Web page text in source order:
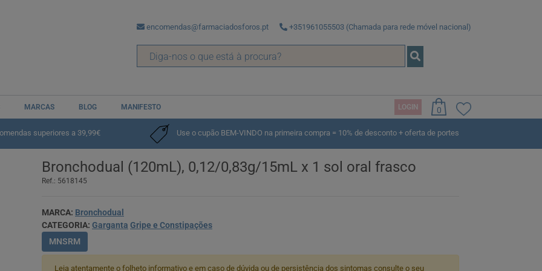
encomendas@farmaciadosforos.pt +351961055503 (Chamada para rede móvel nacional)
MARCAS BLOG MANIFESTO LOGIN 0
superiores a 39,99€ Use o cupão BEM-VINDO na primeira compra = 10% de desconto + oferta de portes
Garganta
Gripe e Constipações
Bronchodual (120mL), 0,12/0,83g/15mL x 1 sol oral frasco
Ref.: 5618145
MARCA: Bronchodual
CATEGORIA: Garganta Gripe e Constipações
MNSRM
Leia atentamente o folheto informativo e em caso de dúvida ou de persistência dos sintomas consulte o seu